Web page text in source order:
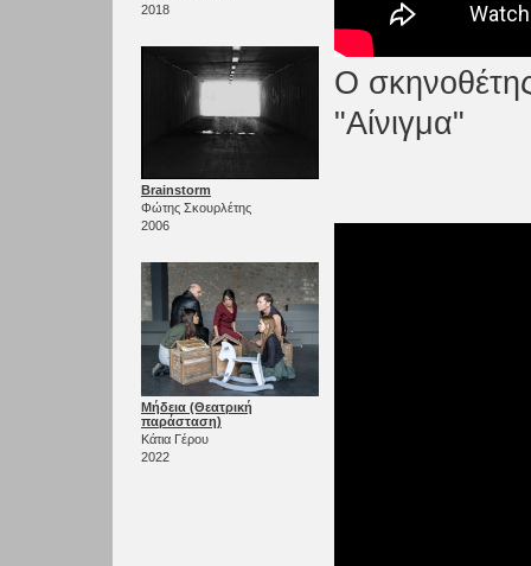
2018
Brainstorm
Φώτης Σκουρλέτης
2006
Μήδεια (Θεατρική
παράσταση)
Κάτια Γέρου
2022
Ο
"Αίνιγμα"